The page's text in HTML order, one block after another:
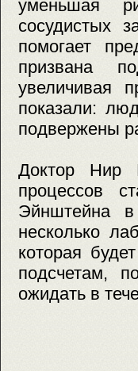
уменьшая
сосудистых
помогает
призвана
увеличивая
показали:
подвержены
Доктор Нир
процессов
Эйнштейна
несколько
которая
подсчетам,
ожидать в